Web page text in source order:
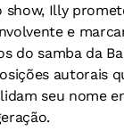
show, Illy
e
do samba da
autorais
seu nome